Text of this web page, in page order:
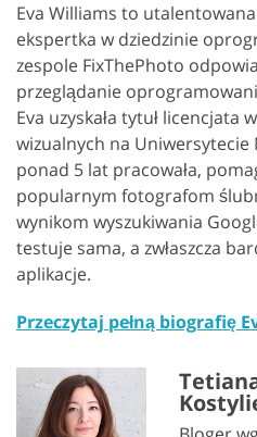
Eva Williams to
ekspertka w dziedzinie
zespole FixThePhoto
przeglądanie
Eva uzyskała tytuł licencjata
wizualnych na
ponad 5 lat pracowała,
popularnym fotografom
wynikom wyszukiwania
testuje sama, a zwłaszcza
aplikacje.
Przeczytaj pełną biografię